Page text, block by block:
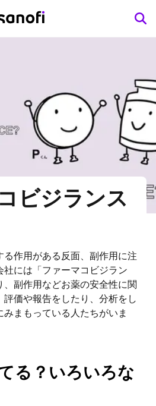
ビジランス
る作用がある反面、副作用に注
社には「ファーマコビジラン
、副作用などお薬の安全性に関
価や報告をしたり、分析をし
まもっている人たちがいま
る？いろいろな